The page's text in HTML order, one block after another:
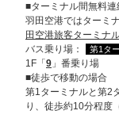
■ターミナル間無料
羽田空港ではターミ
田空港旅客ターミナ
バス乗り場：
第1タ
1F「 9 」番乗り場
■徒歩で移動の場合
第1ターミナルと第2
り、徒歩約10分程度